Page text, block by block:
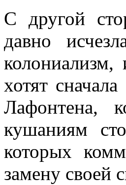
С другой
давно
хотят
Лафонтена,
кушаниям
которых
замену своей